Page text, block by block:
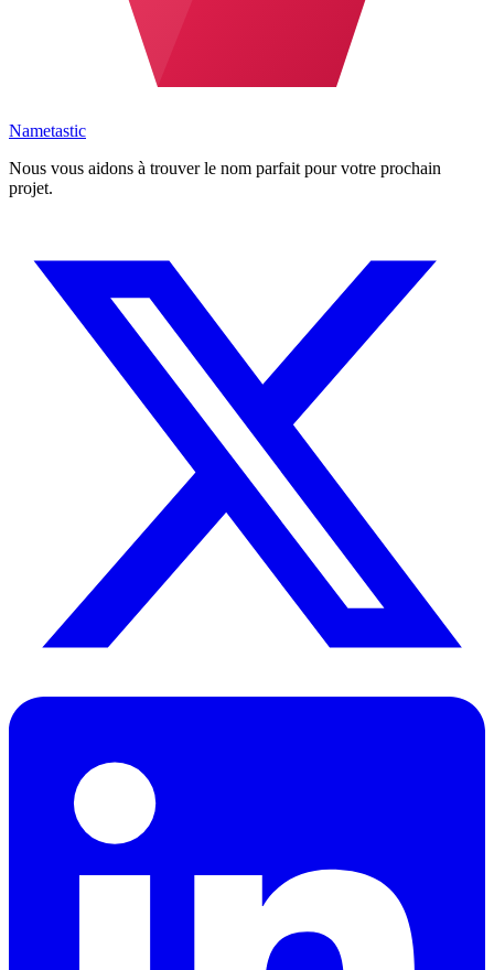
Nametastic
Nous vous aidons à trouver le nom parfait pour votre prochain
projet.